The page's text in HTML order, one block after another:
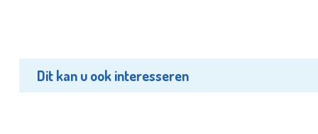
Dit kan u ook interesseren